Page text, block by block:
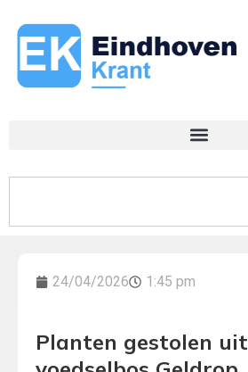
24/04/2026 1:45 pm
Planten gestolen uit